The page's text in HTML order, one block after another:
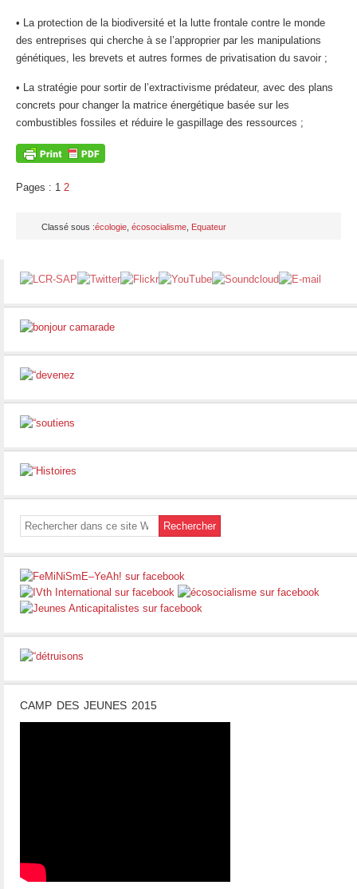
• La protection de la biodiversité et la lutte frontale contre le monde
des entreprises qui cherche à se l’approprier par les manipulations
génétiques, les brevets et autres formes de privatisation du savoir ;
• La stratégie pour sortir de l’extractivisme prédateur, avec des plans
concrets pour changer la matrice énergétique basée sur les
combustibles fossiles et réduire le gaspillage des ressources ;
Pages : 1 2
Classé sous :écologie écosocialisme Equateur
CAMP DES JEUNES 2015